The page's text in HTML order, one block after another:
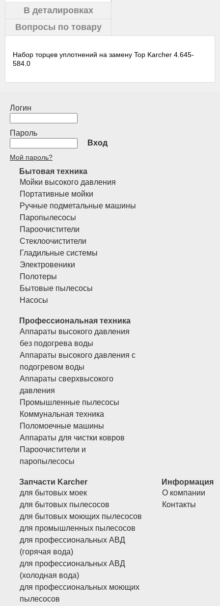
В деталировках
Вопросы по товару
Набор торцев уплотнений на замену Top Karcher 4.645-
584.0
Логин
Пароль
Вход
Мой пароль?
Бытовая техника
Мойки высокого давления
Портативные мойки
Ручные подметальные машины
Паропылесосы
Пароочистители
Стеклоочистители
Гладильные системы
Электровеники
Полотеры
Бытовые пылесосы
Насосы
Профессиональная техника
Аппараты высокого давления
без подогрева воды
Аппараты высокого давления с
подогревом воды
Аппараты сверхвысокого
давления
Промышленные пылесосы
Коммунальная техника
Поломоечные машины
Аппараты для чистки ковров
Пароочистители и
паропылесосы
Запчасти Karcher
для бытовых моек
для бытовых пылесосов
для бытовых моющих пылесосов
для промышленных пылесосов
для профессиональных АВД
(горячая вода)
для профессиональных АВД
(холодная вода)
для профессиональных моющих
пылесосов
Информация
О компании
Контакты